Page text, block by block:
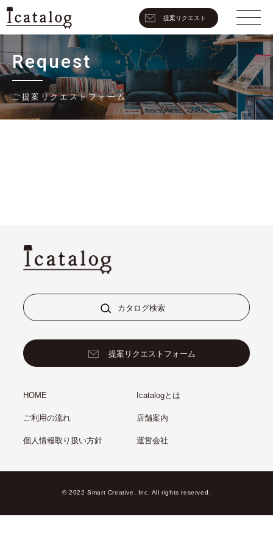
提案リクエスト
Request
ご提案リクエストフォーム
カタログ検索
提案リクエストフォーム
HOME Icatalogとは
ご利用の流れ 店舗案内
個人情報取り扱い方針 運営会社
© 2022 Smart Creative, Inc. All rights reserved.